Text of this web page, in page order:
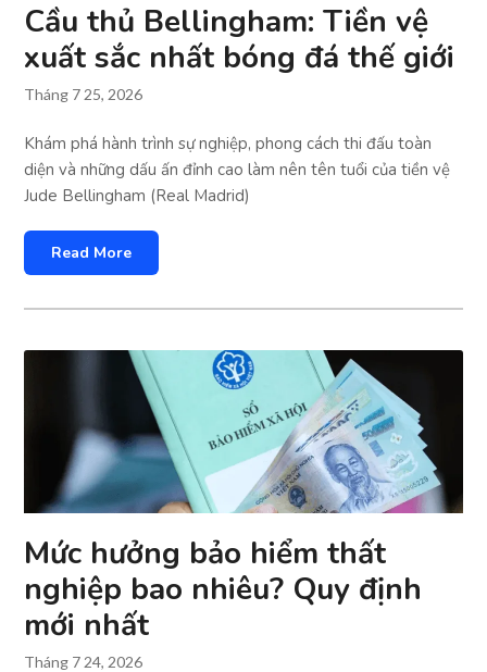
Cầu thủ Bellingham: Tiền vệ
xuất sắc nhất bóng đá thế giới
Tháng 7 25, 2026
Khám phá hành trình sự nghiệp, phong cách thi đấu toàn
diện và những dấu ấn đỉnh cao làm nên tên tuổi của tiền vệ
Jude Bellingham (Real Madrid)
Read More
Mức hưởng bảo hiểm thất
nghiệp bao nhiêu? Quy định
mới nhất
Tháng 7 24, 2026